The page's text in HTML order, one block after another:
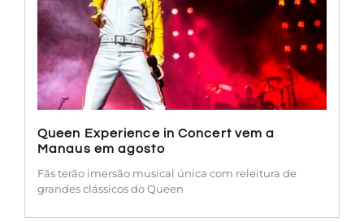
Queen Experience in Concert vem a
Manaus em agosto
Fãs terão imersão musical única com releitura de
grandes clássicos do Queen